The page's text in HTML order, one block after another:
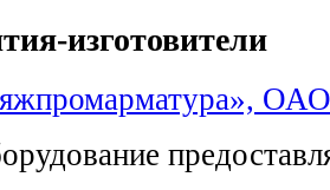
изготовители
ОАО